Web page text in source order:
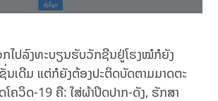
ໄປລົງທະບຽນຮັບວັກຊີນຢູ່ໂຮງໝໍກໍຍັງ
ນເດີມ ແຕ່ກໍຍັງຕ້ອງປະຕິດບັດຕາມມາດຕະ
ໂຄວິດ-19 ຄື: ໃສ່ຜ້າປິດປາກ-ດັງ, ຮັກສາ